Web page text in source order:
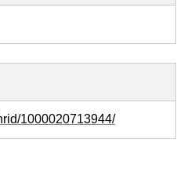
1000020713944/